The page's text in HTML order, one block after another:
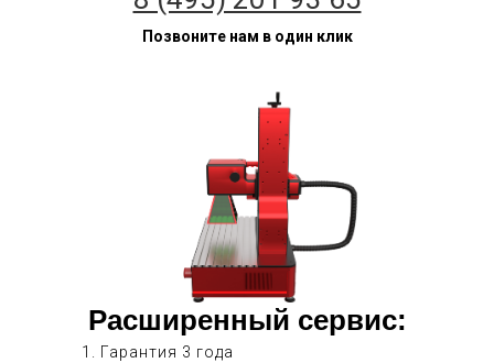
Позвоните нам в один клик
1. Гарантия 3 года
Расширенный сервис: